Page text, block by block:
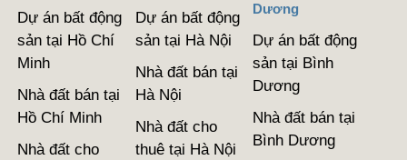
Dự án bất động
sản tại Hồ Chí
Minh
Nhà đất bán tại
Hồ Chí Minh
Nhà đất cho
Dự án bất động
sản tại Hà Nội
Nhà đất bán tại
Hà Nội
Nhà đất cho
thuê tại Hà Nội
Dương
Dự án bất động
sản tại Bình
Dương
Nhà đất bán tại
Bình Dương